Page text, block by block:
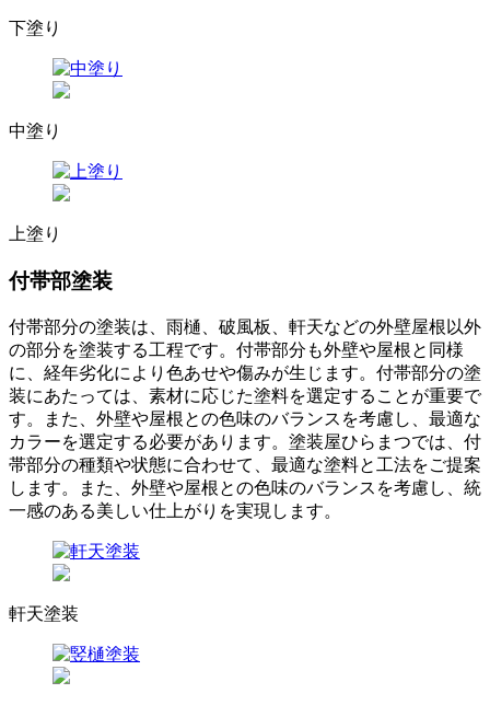
下塗り
中塗り
上塗り
付帯部塗装
付帯部分の塗装は、雨樋、破風板、軒天などの外壁屋根以外
の部分を塗装する工程です。付帯部分も外壁や屋根と同様
に、経年劣化により色あせや傷みが生じます。付帯部分の塗
装にあたっては、素材に応じた塗料を選定することが重要で
す。また、外壁や屋根との色味のバランスを考慮し、最適な
カラーを選定する必要があります。塗装屋ひらまつでは、付
帯部分の種類や状態に合わせて、最適な塗料と工法をご提案
します。また、外壁や屋根との色味のバランスを考慮し、統
一感のある美しい仕上がりを実現します。
軒天塗装